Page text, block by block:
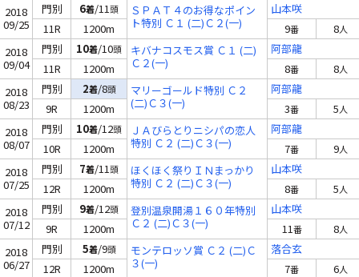
2018
09/25
門別 6着/11頭
ＳＰＡＴ４のお得なポイン
ト特別 Ｃ１ (二)Ｃ２(一)
山本咲
11R
1200m 9番 8人
2018
09/04
門別 10着/10頭
キバナコスモス賞 Ｃ１ (二)
Ｃ２(一)
阿部龍
11R
1200m 8番 8人
2018
08/23
門別 2着/8頭
マリーゴールド特別 Ｃ２
(二)Ｃ３(一)
阿部龍
9R
1200m 3番 5人
2018
08/07
門別 10着/12頭
ＪＡびらとりニシパの恋人
特別 Ｃ２ (二)Ｃ３(一)
阿部龍
10R
1200m 7番 9人
2018
07/25
門別 7着/11頭
ほくほく祭りＩＮまっかり
特別 Ｃ２ (二)Ｃ３(一)
山本咲
12R
1200m 8番 5人
2018
07/12
門別 9着/12頭
登別温泉開湯１６０年特別
Ｃ２ (二)Ｃ３(一)
山本咲
9R
1200m 11番 8人
2018
06/27
門別 5着/9頭
モンテロッソ賞 Ｃ２ (二)Ｃ
３(一)
落合玄
12R
1200m 7番 6人